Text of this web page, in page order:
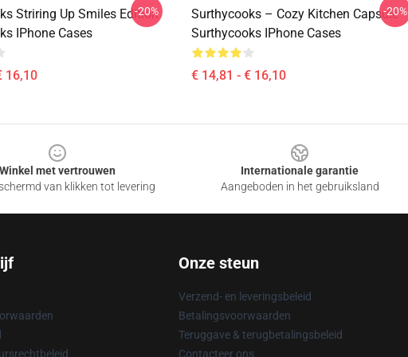
Striring Up Smiles Edition
IPhone Cases
16,10
-20%
Surthycooks – Cozy Kitchen Capsule
Surthycooks IPhone Cases
€ 14,81 - € 16,10
-20%
Winkel met vertrouwen
van klikken tot levering
Internationale garantie
Aangeboden in het gebruiksland
Onze steun
Verzend- en leveringsbeleid
Betalingsvoorwaarden
Teruggave & terugbetalingsbeleid
Contacteer ons